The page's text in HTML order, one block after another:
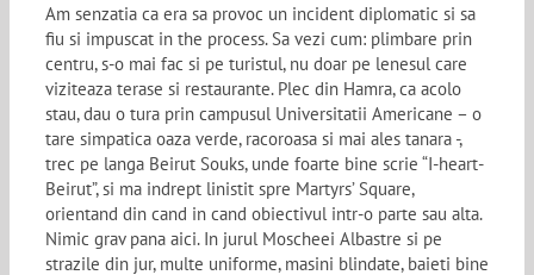
Am senzatia ca era sa provoc un incident diplomatic si sa
fiu si impuscat in the process. Sa vezi cum: plimbare prin
centru, s-o mai fac si pe turistul, nu doar pe lenesul care
viziteaza terase si restaurante. Plec din Hamra, ca acolo
stau, dau o tura prin campusul Universitatii Americane – o
tare simpatica oaza verde, racoroasa si mai ales tanara -,
trec pe langa Beirut Souks, unde foarte bine scrie “I-heart-
Beirut”, si ma indrept linistit spre Martyrs’ Square,
orientand din cand in cand obiectivul intr-o parte sau alta.
Nimic grav pana aici. In jurul Moscheei Albastre si pe
strazile din jur, multe uniforme, masini blindate, baieti bine